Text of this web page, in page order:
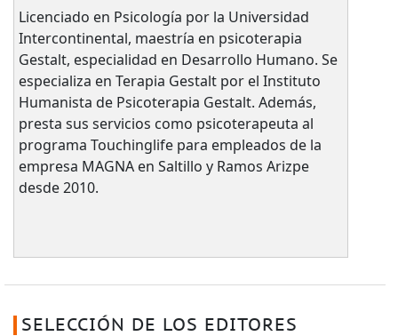
Licenciado en Psicología por la Universidad
Intercontinental, maestría en psicoterapia
Gestalt, especialidad en Desarrollo Humano. Se
especializa en Terapia Gestalt por el Instituto
Humanista de Psicoterapia Gestalt. Además,
presta sus servicios como psicoterapeuta al
programa Touchinglife para empleados de la
empresa MAGNA en Saltillo y Ramos Arizpe
desde 2010.
SELECCIÓN DE LOS EDITORES